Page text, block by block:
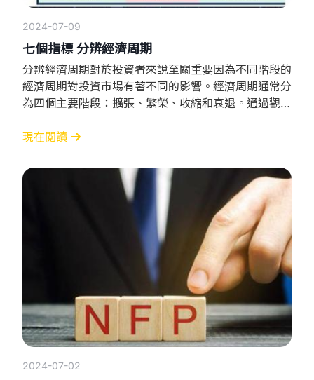
2024-07-09
七個指標 分辨經濟周期
分辨經濟周期對於投資者來說至關重要因為不同階段的
經濟周期對投資市場有著不同的影響。經濟周期通常分
為四個主要階段：擴張、繁榮、收縮和衰退。通過觀察
而制定相應的投資策略。 GDP增長率 擴張階段：GDP
的增加。 繁榮階段：GDP增長率達到高峰，經濟活動
達到最高水平。 收縮階段：GDP增長率開始下降，
現在閱讀
2024-07-02